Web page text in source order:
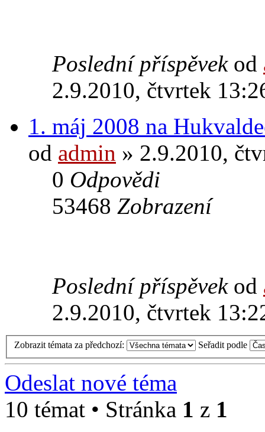
Poslední příspěvek od
2.9.2010, čtvrtek
1. máj 2008 na
od admin » 2.9.2010,
0 Odpovědi
53468 Zobrazení
Poslední příspěvek od
2.9.2010, čtvrtek
Zobrazit témata za předchozí: Seřadit podle
Odeslat nové téma
10 témat • Stránka 1 z 1